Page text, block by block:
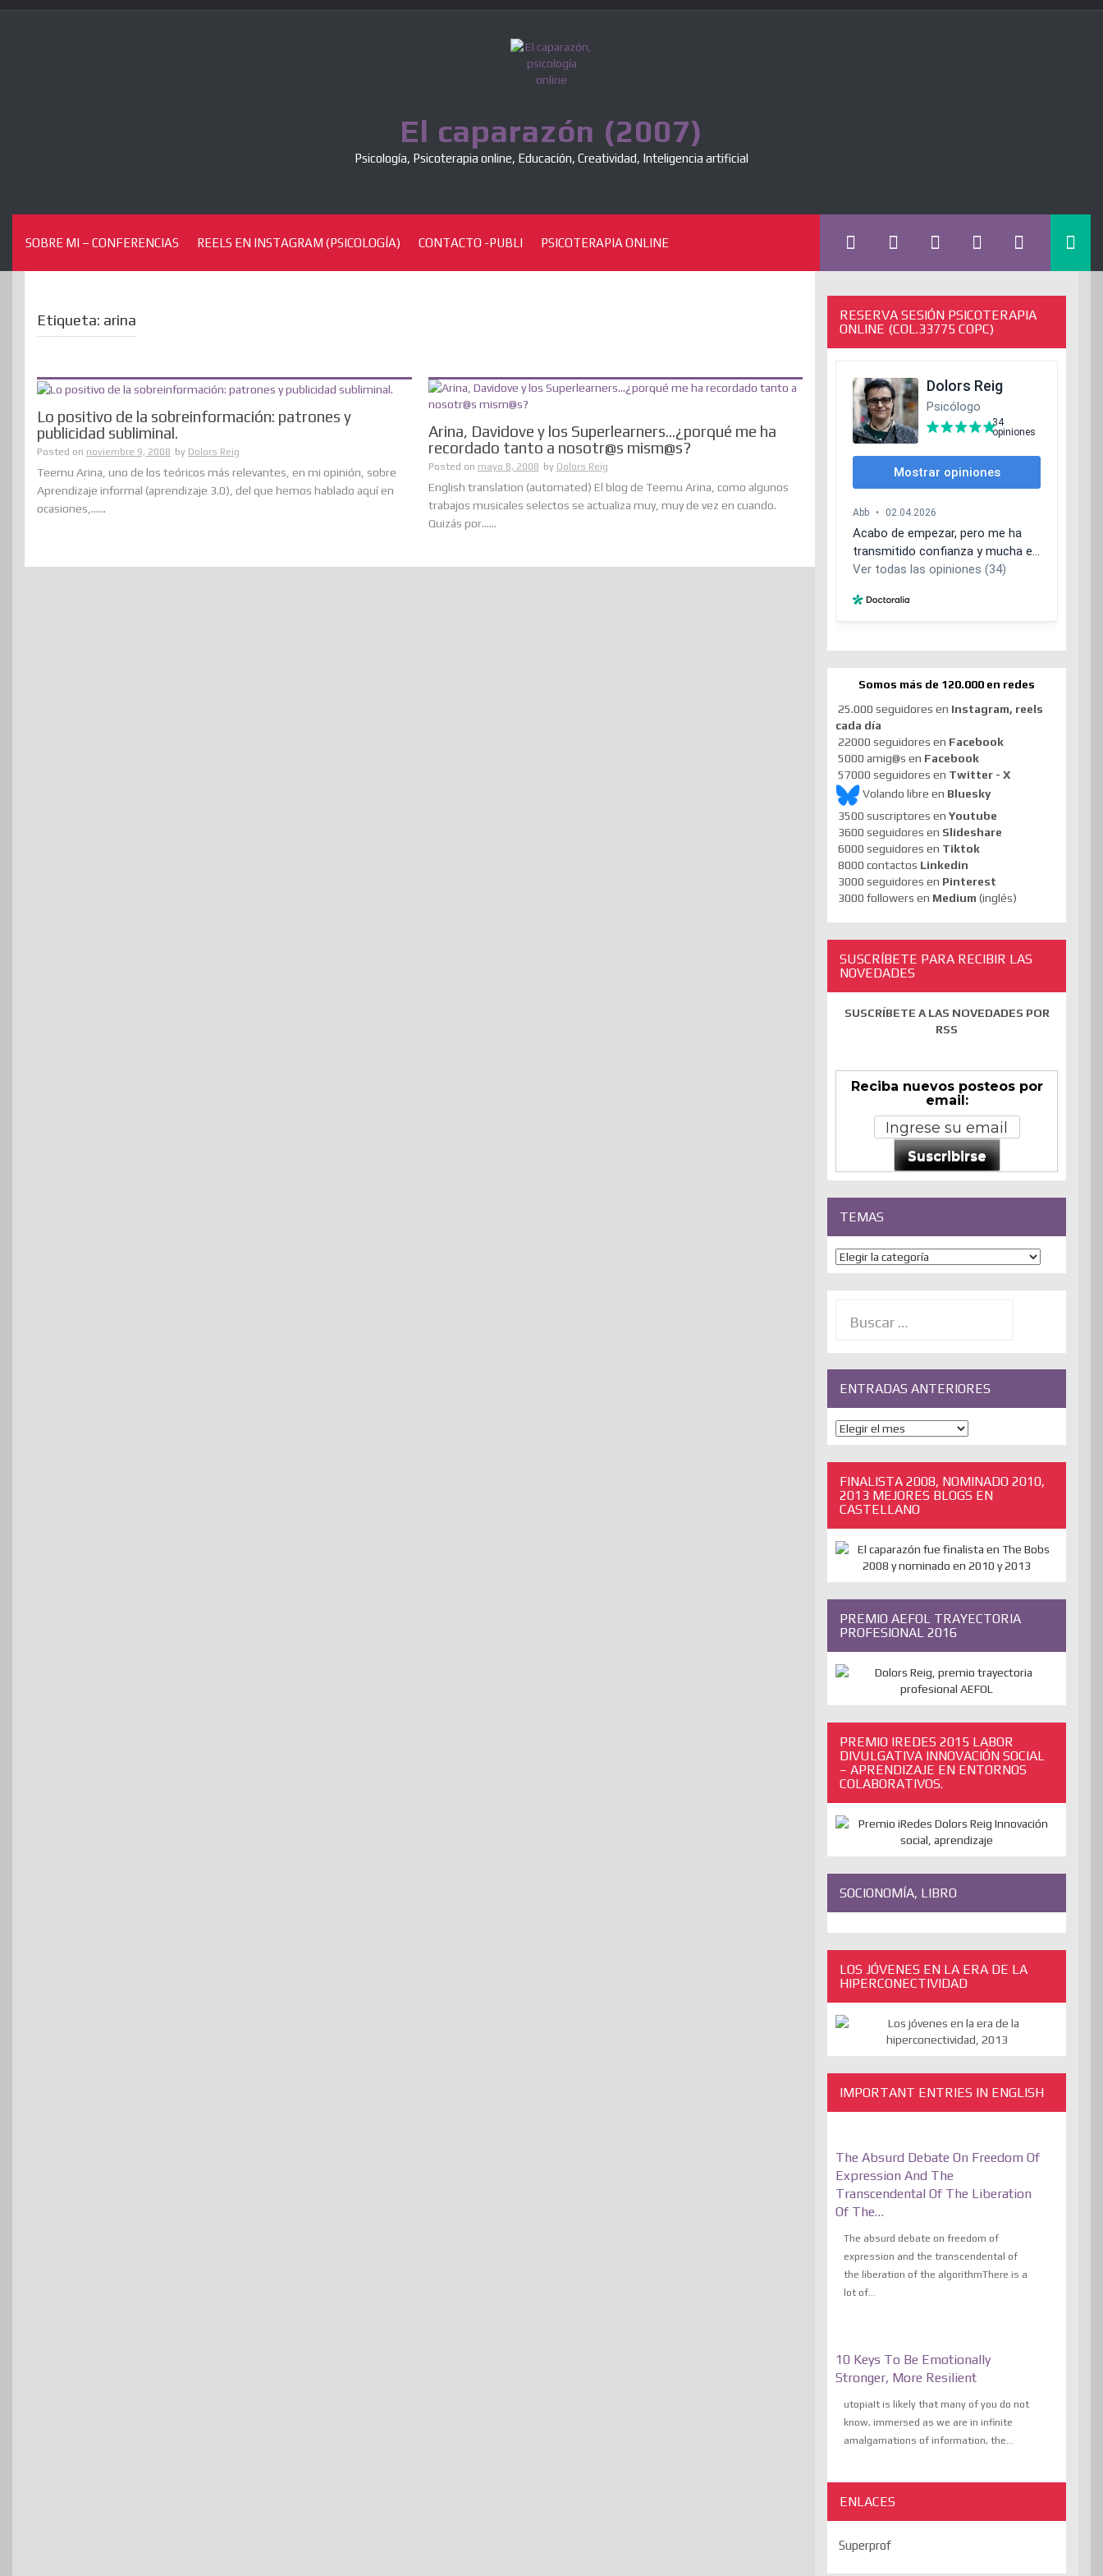
Skip
El caparazón (2007)
Psicología, Psicoterapia online, Educación, Creatividad, Inteligencia artificial
SOBRE MI – CONFERENCIAS REELS EN INSTAGRAM (PSICOLOGÍA) CONTACTO -PUBLI PSICOTERAPIA ONLINE
Etiqueta: arina
Lo positivo de la sobreinformación: patrones y
publicidad subliminal.
Posted on noviembre 9, 2008 by Dolors Reig
Teemu Arina, uno de los teóricos más relevantes, en mi opinión, sobre
Aprendizaje informal (aprendizaje 3.0), del que hemos hablado aquí en
ocasiones,......
Arina, Davidove y los Superlearners…¿porqué me ha
recordado tanto a nosotr@s mism@s?
Posted on mayo 8, 2008 by Dolors Reig
English translation (automated) El blog de Teemu Arina, como algunos
trabajos musicales selectos se actualiza muy, muy de vez en cuando.
Quizás por......
RESERVA SESIÓN PSICOTERAPIA
ONLINE (COL.33775 COPC)
Somos más de 120.000 en redes
25.000 seguidores en Instagram, reels
cada día
22000 seguidores en Facebook
5000 amig@s en Facebook
57000 seguidores en Twitter - X
Volando libre en Bluesky
3500 suscriptores en Youtube
3600 seguidores en Slideshare
6000 seguidores en Tiktok
8000 contactos Linkedin
3000 seguidores en Pinterest
3000 followers en Medium (inglés)
SUSCRÍBETE PARA RECIBIR LAS
NOVEDADES
SUSCRÍBETE A LAS NOVEDADES POR
RSS
Reciba nuevos posteos por
email:
Suscribirse
TEMAS
Temas
ENTRADAS ANTERIORES
ENTRADAS
ANTERIORES
FINALISTA 2008, NOMINADO 2010,
2013 MEJORES BLOGS EN
CASTELLANO
PREMIO AEFOL TRAYECTORIA
PROFESIONAL 2016
PREMIO IREDES 2015 LABOR
DIVULGATIVA INNOVACIÓN SOCIAL
– APRENDIZAJE EN ENTORNOS
COLABORATIVOS.
SOCIONOMÍA, LIBRO
LOS JÓVENES EN LA ERA DE LA
HIPERCONECTIVIDAD
IMPORTANT ENTRIES IN ENGLISH
The Absurd Debate On Freedom Of
Expression And The
Transcendental Of The Liberation
Of The…
The absurd debate on freedom of
expression and the transcendental of
the liberation of the algorithmThere is a
lot of...
10 Keys To Be Emotionally
Stronger, More Resilient
utopiaIt is likely that many of you do not
know, immersed as we are in infinite
amalgamations of information, the...
ENLACES
Superprof